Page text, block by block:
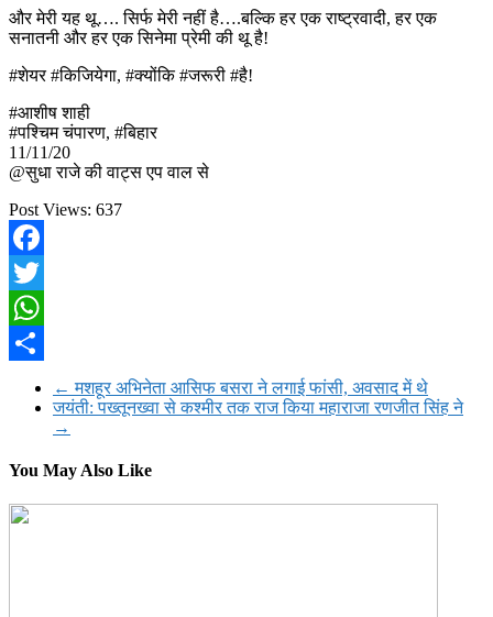
और मेरी यह थू…. सिर्फ मेरी नहीं है….बल्कि हर एक राष्ट्रवादी, हर एक
सनातनी और हर एक सिनेमा प्रेमी की थू है!
#शेयर #किजियेगा, #क्योंकि #जरूरी #है!
#आशीष शाही
#पश्चिम चंपारण, #बिहार
11/11/20
@सुधा राजे की वाट्स एप वाल से
Post Views: 637
Facebook
Twitter
WhatsApp
← मशहूर अभिनेता आसिफ बसरा ने लगाई फांसी, अवसाद में थे
जयंती: पख्तूनख्वा से कश्मीर तक राज किया महाराजा रणजीत सिंह ने
→
You May Also Like